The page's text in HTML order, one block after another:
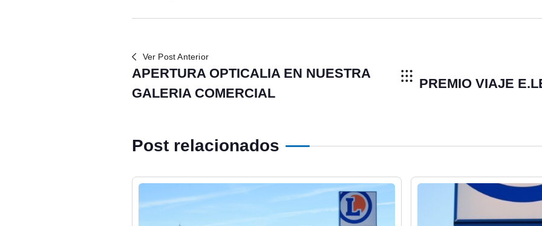
Ver Post Anterior
APERTURA OPTICALIA EN NUESTRA
GALERIA COMERCIAL
PREMIO VIAJE
Post relacionados